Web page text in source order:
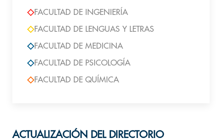
FACULTAD DE INGENIERÍA
FACULTAD DE LENGUAS Y LETRAS
FACULTAD DE MEDICINA
FACULTAD DE PSICOLOGÍA
FACULTAD DE QUÍMICA
ACTUALIZACIÓN DEL DIRECTORIO